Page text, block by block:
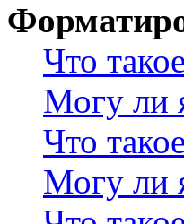
Что
Могу ли
Что
Могу ли